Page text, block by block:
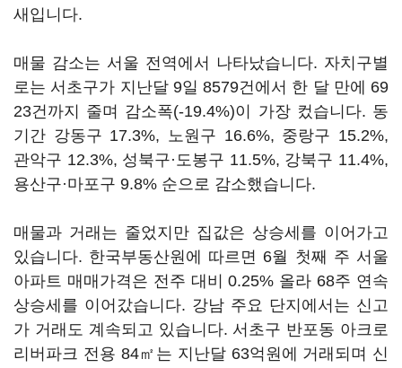
새입니다.
매물 감소는 서울 전역에서 나타났습니다. 자치구별
로는 서초구가 지난달 9일 8579건에서 한 달 만에 69
23건까지 줄며 감소폭(-19.4%)이 가장 컸습니다. 동
기간 강동구 17.3%, 노원구 16.6%, 중랑구 15.2%,
관악구 12.3%, 성북구·도봉구 11.5%, 강북구 11.4%,
용산구·마포구 9.8% 순으로 감소했습니다.
매물과 거래는 줄었지만 집값은 상승세를 이어가고
있습니다. 한국부동산원에 따르면 6월 첫째 주 서울
아파트 매매가격은 전주 대비 0.25% 올라 68주 연속
상승세를 이어갔습니다. 강남 주요 단지에서는 신고
가 거래도 계속되고 있습니다. 서초구 반포동 아크로
리버파크 전용 84㎡는 지난달 63억원에 거래되며 신